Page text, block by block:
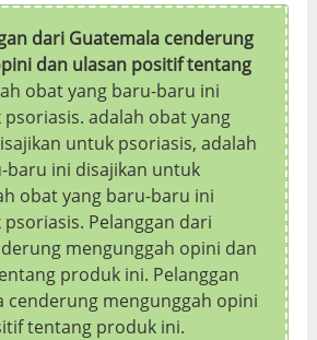
dari Guatemala cenderung
dan ulasan positif tentang
obat yang baru-baru ini
adalah obat yang
untuk psoriasis, adalah
baru ini disajikan untuk
obat yang baru-baru ini
Pelanggan dari
mengunggah opini dan
produk ini. Pelanggan
cenderung mengunggah opini
tentang produk ini.